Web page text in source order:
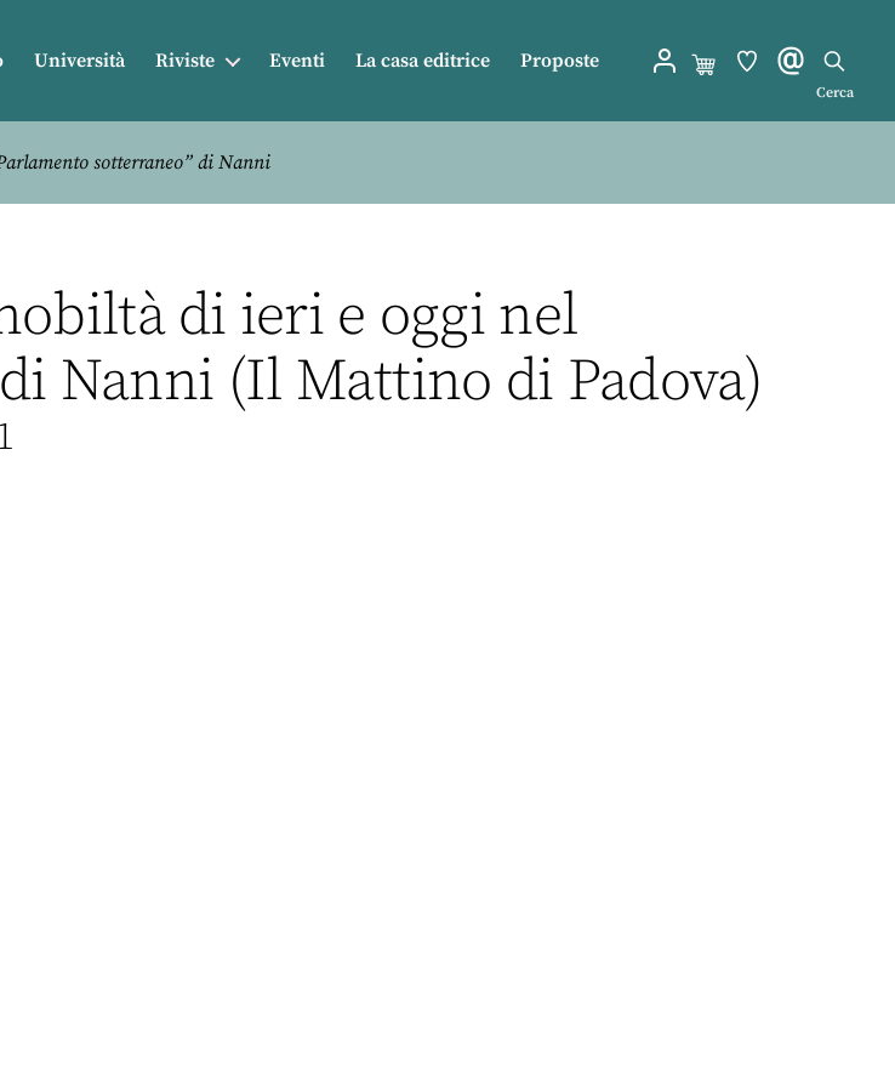
Università Riviste Eventi La casa editrice Proposte
Cerca
sotterraneo” di Nanni
di ieri e oggi nel
Nanni (Il Mattino di Padova)